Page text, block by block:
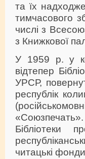
та їх
тимчасового
числі з
з Книжкової
У 1959 р. у
відтепер
УРСР,
республік
Бібліотеки
читацькі